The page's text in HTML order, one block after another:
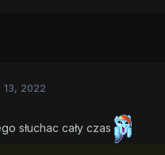
2022
słuchac cały czas